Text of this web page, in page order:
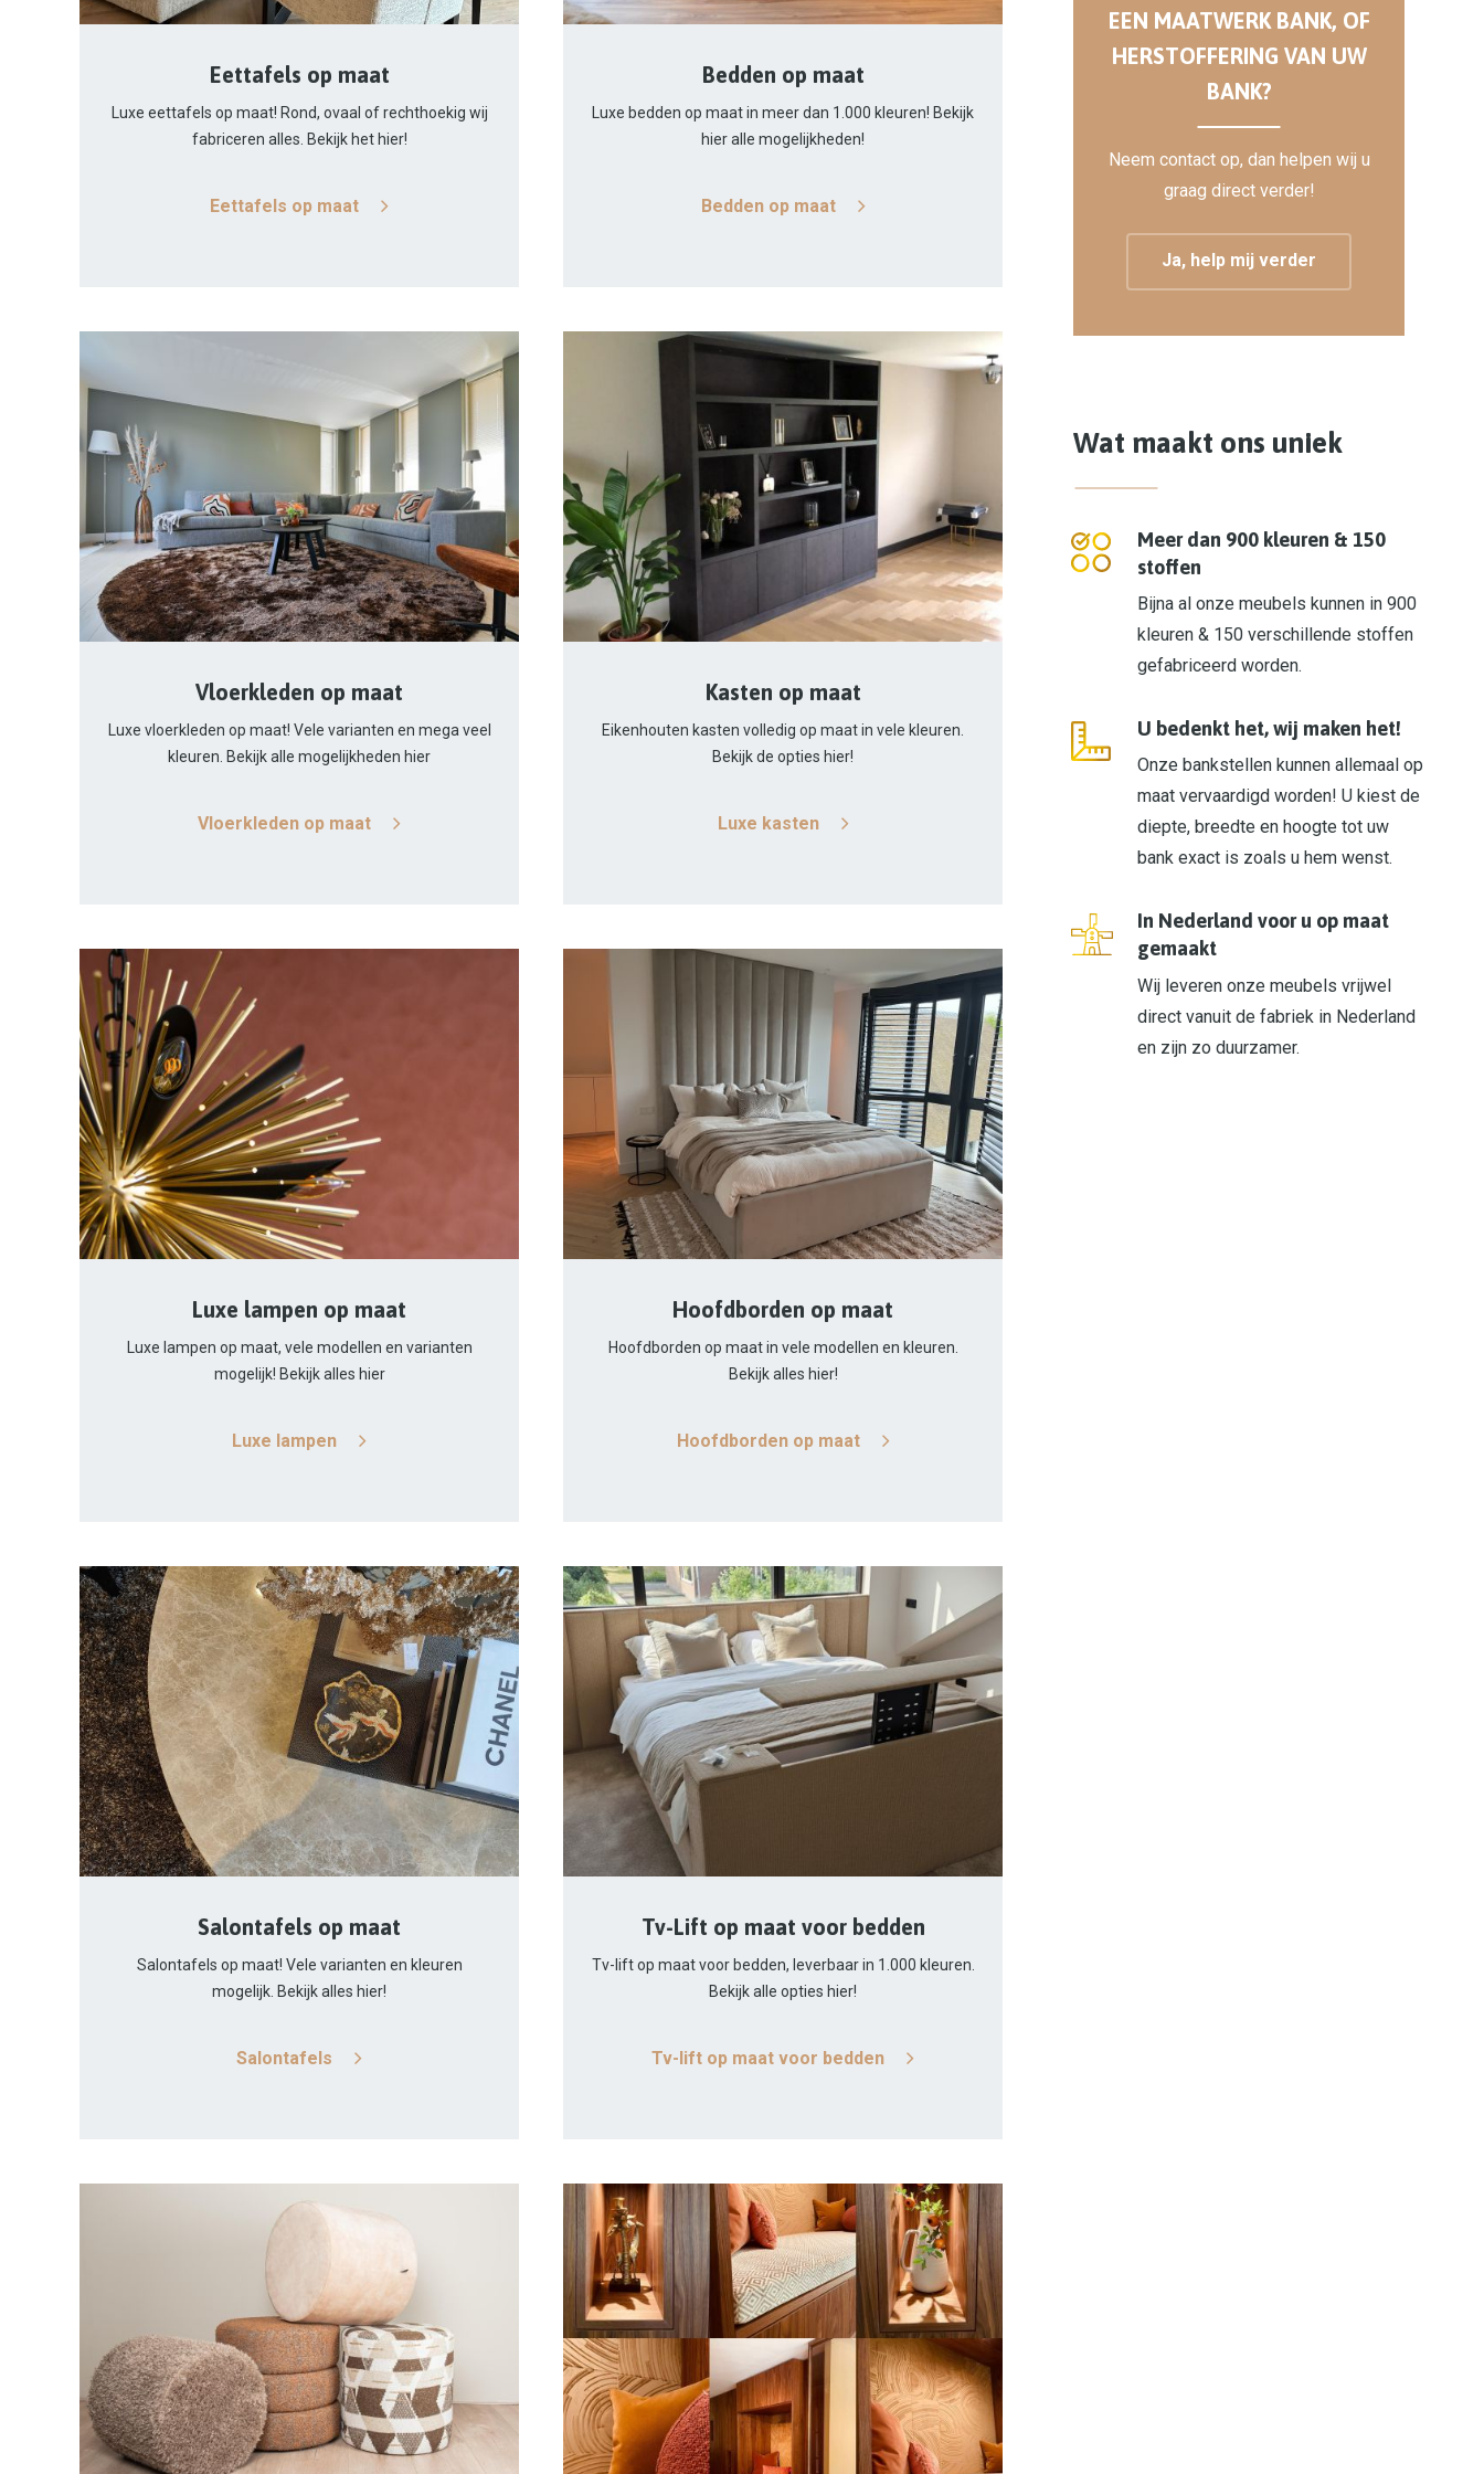
Eettafels op maat
Luxe eettafels op maat! Rond, ovaal of rechthoekig wij
fabriceren alles. Bekijk het hier!
Eettafels op maat
Bedden op maat
Luxe bedden op maat in meer dan 1.000 kleuren! Bekijk
hier alle mogelijkheden!
Bedden op maat
Vloerkleden op maat
Luxe vloerkleden op maat! Vele varianten en mega veel
kleuren. Bekijk alle mogelijkheden hier
Vloerkleden op maat
Kasten op maat
Eikenhouten kasten volledig op maat in vele kleuren.
Bekijk de opties hier!
Luxe kasten
Luxe lampen op maat
Luxe lampen op maat, vele modellen en varianten
mogelijk! Bekijk alles hier
Luxe lampen
Hoofdborden op maat
Hoofdborden op maat in vele modellen en kleuren.
Bekijk alles hier!
Hoofdborden op maat
Salontafels op maat
Salontafels op maat! Vele varianten en kleuren
mogelijk. Bekijk alles hier!
Salontafels
Tv-Lift op maat voor bedden
Tv-lift op maat voor bedden, leverbaar in 1.000 kleuren.
Bekijk alle opties hier!
Tv-lift op maat voor bedden
EEN MAATWERK BANK, OF
HERSTOFFERING VAN UW
BANK?
Neem contact op, dan helpen wij u
graag direct verder!
Ja, help mij verder
Wat maakt ons uniek
Meer dan 900 kleuren & 150
stoffen
Bijna al onze meubels kunnen in 900
kleuren & 150 verschillende stoffen
gefabriceerd worden.
U bedenkt het, wij maken het!
Onze bankstellen kunnen allemaal op
maat vervaardigd worden! U kiest de
diepte, breedte en hoogte tot uw
bank exact is zoals u hem wenst.
In Nederland voor u op maat
gemaakt
Wij leveren onze meubels vrijwel
direct vanuit de fabriek in Nederland
en zijn zo duurzamer.